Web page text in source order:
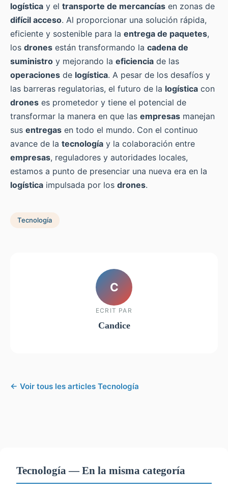
logística y el transporte de mercancías en zonas de
difícil acceso. Al proporcionar una solución rápida,
eficiente y sostenible para la entrega de paquetes,
los drones están transformando la cadena de
suministro y mejorando la eficiencia de las
operaciones de logística. A pesar de los desafíos y
las barreras regulatorias, el futuro de la logística con
drones es prometedor y tiene el potencial de
transformar la manera en que las empresas manejan
sus entregas en todo el mundo. Con el continuo
avance de la tecnología y la colaboración entre
empresas, reguladores y autoridades locales,
estamos a punto de presenciar una nueva era en la
logística impulsada por los drones.
Tecnología
C
ECRIT PAR
Candice
← Voir tous les articles Tecnología
Tecnología — En la misma categoría